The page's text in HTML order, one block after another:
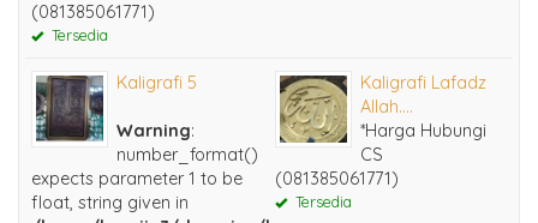
(081385061771)
Tersedia
Kaligrafi 5
Warning:
number_format()
expects parameter 1 to be
float, string given in
Kaligrafi Lafadz
Allah....
*Harga Hubungi
CS
(081385061771)
Tersedia